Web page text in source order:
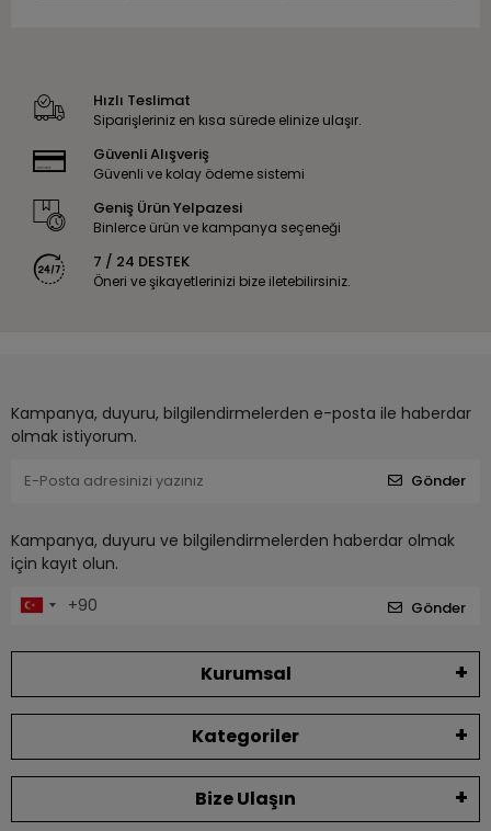
Hızlı Teslimat
Siparişleriniz en kısa sürede elinize ulaşır.
Güvenli Alışveriş
Güvenli ve kolay ödeme sistemi
Geniş Ürün Yelpazesi
Binlerce ürün ve kampanya seçeneği
7 / 24 DESTEK
Öneri ve şikayetlerinizi bize iletebilirsiniz.
Kampanya, duyuru, bilgilendirmelerden e-posta ile haberdar
olmak istiyorum.
Gönder
Kampanya, duyuru ve bilgilendirmelerden haberdar olmak
için kayıt olun.
Gönder
Kurumsal
Kategoriler
Bize Ulaşın